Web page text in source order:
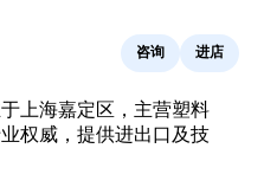
咨询 进店
上海嘉定区，主营塑料
权威，提供进出口及技